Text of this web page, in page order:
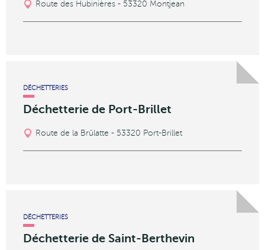
Route des Hubinières - 53320 Montjean
DÉCHETTERIES
Déchetterie de Port-Brillet
Route de la Brûlatte - 53320 Port-Brillet
DÉCHETTERIES
Déchetterie de Saint-Berthevin